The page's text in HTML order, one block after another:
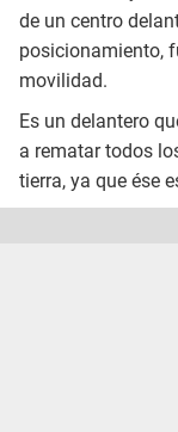
de un centro
posicionamiento,
movilidad.
Es un delantero
a rematar todos
tierra, ya que ése